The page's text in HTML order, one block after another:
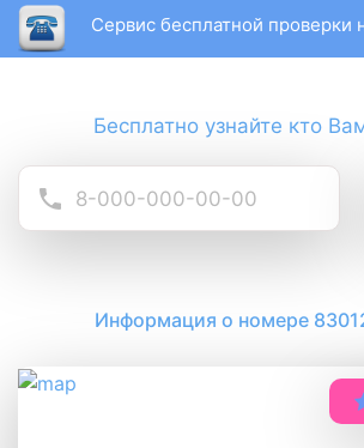
Сервис бесплатной проверки
Бесплатно узнайте кто
Информация о номере